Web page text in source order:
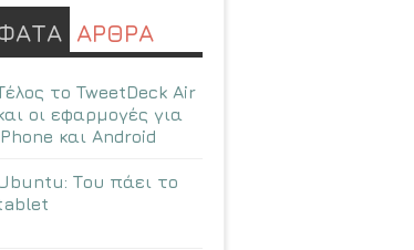
ΑΡΘΡΑ
το TweetDeck Air
οι εφαρμογές για
και Android
Tου πάει το